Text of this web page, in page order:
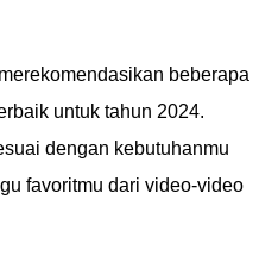
beberapa
untuk tahun 2024.
dengan kebutuhanmu
favoritmu dari video-video